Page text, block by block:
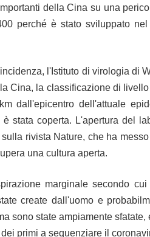
della Cina su una
perché è stato sviluppato
l'Istituto di virologia di
Cina, la classificazione di
dall'epicentro dell'attuale
è stata coperta. L'apertura del
rivista Nature, che ha
una cultura aperta.
marginale secondo
create dall'uomo e
sono state ampiamente sfatate,
dei primi a sequenziare il